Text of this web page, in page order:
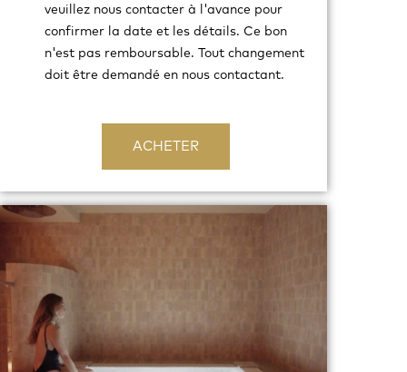
veuillez nous contacter à l'avance pour
confirmer la date et les détails. Ce bon
n'est pas remboursable. Tout changement
doit être demandé en nous contactant.
ACHETER